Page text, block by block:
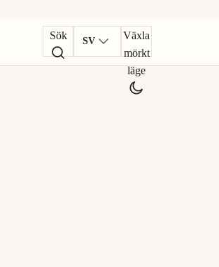
Sök SV
Växla
mörkt
läge